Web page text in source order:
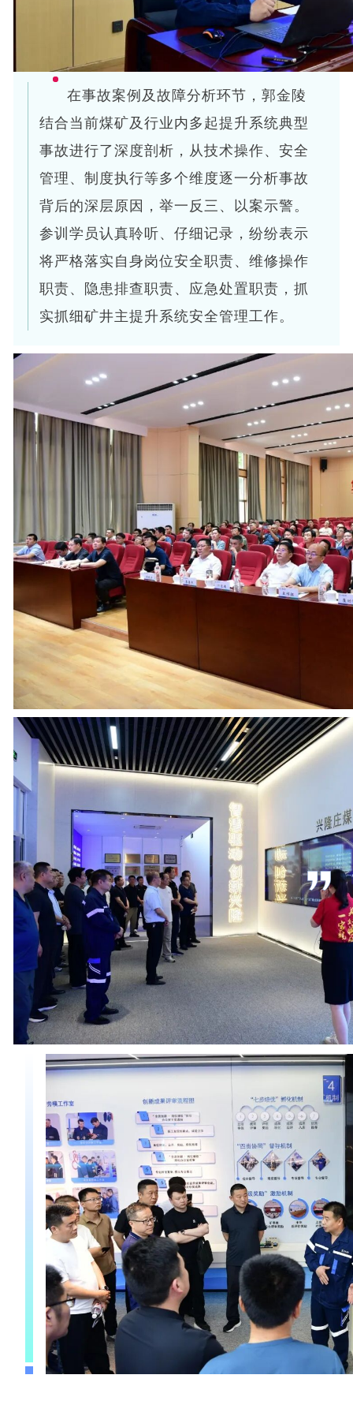
在事故案例及故障分析环节，郭金陵
结合当前煤矿及行业内多起提升系统典型
事故进行了深度剖析，从技术操作、安全
管理、制度执行等多个维度逐一分析事故
背后的深层原因，举一反三、以案示警。
参训学员认真聆听、仔细记录，纷纷表示
将严格落实自身岗位安全职责、维修操作
职责、隐患排查职责、应急处置职责，抓
实抓细矿井主提升系统安全管理工作。